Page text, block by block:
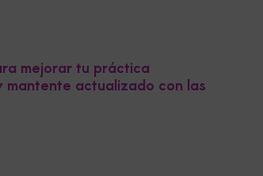
mejorar tu práctica
actualizado con las